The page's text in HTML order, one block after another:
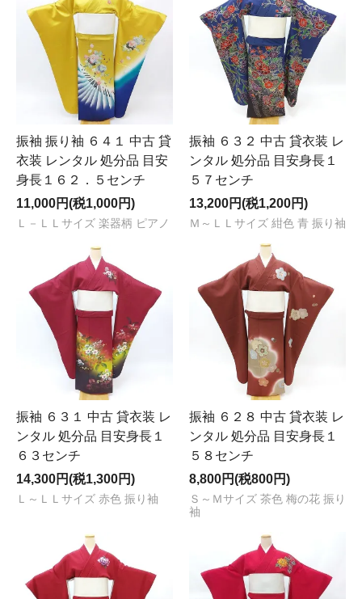
振袖 振り袖 ６４１ 中古 貸
衣装 レンタル 処分品 目安
身長１６２．５センチ
11,000円(税1,000円)
Ｌ－ＬＬサイズ 楽器柄 ピアノ
振袖 ６３２ 中古 貸衣装 レ
ンタル 処分品 目安身長１
５７センチ
13,200円(税1,200円)
Ｍ～ＬＬサイズ 紺色 青 振り袖
振袖 ６３１ 中古 貸衣装 レ
ンタル 処分品 目安身長１
６３センチ
14,300円(税1,300円)
Ｌ～ＬＬサイズ 赤色 振り袖
振袖 ６２８ 中古 貸衣装 レ
ンタル 処分品 目安身長１
５８センチ
8,800円(税800円)
Ｓ～Ｍサイズ 茶色 梅の花 振り
袖